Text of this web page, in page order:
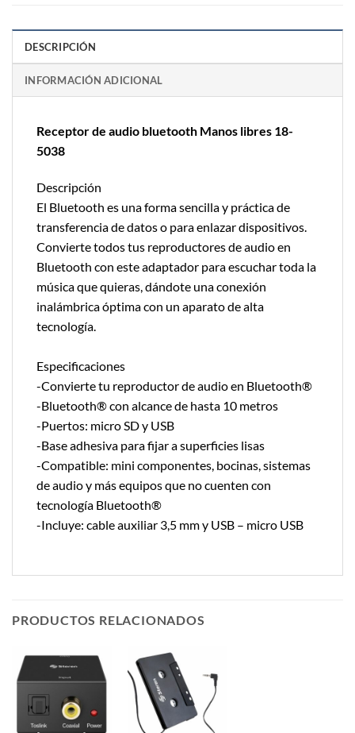
DESCRIPCIÓN
INFORMACIÓN ADICIONAL
Receptor de audio bluetooth Manos libres 18-
5038
Descripción
El Bluetooth es una forma sencilla y práctica de
transferencia de datos o para enlazar dispositivos.
Convierte todos tus reproductores de audio en
Bluetooth con este adaptador para escuchar toda la
música que quieras, dándote una conexión
inalámbrica óptima con un aparato de alta
tecnología.
Especificaciones
-Convierte tu reproductor de audio en Bluetooth®
-Bluetooth® con alcance de hasta 10 metros
-Puertos: micro SD y USB
-Base adhesiva para fijar a superficies lisas
-Compatible: mini componentes, bocinas, sistemas
de audio y más equipos que no cuenten con
tecnología Bluetooth®
-Incluye: cable auxiliar 3,5 mm y USB – micro USB
PRODUCTOS RELACIONADOS